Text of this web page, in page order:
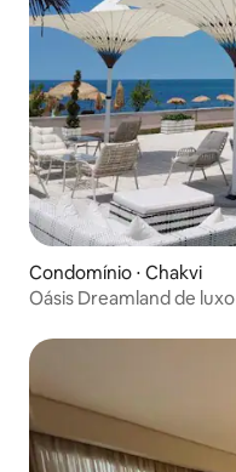
Condomínio ⋅ Chakvi
Oásis Dreamland de luxo